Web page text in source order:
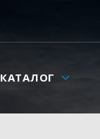
КАТАЛОГ